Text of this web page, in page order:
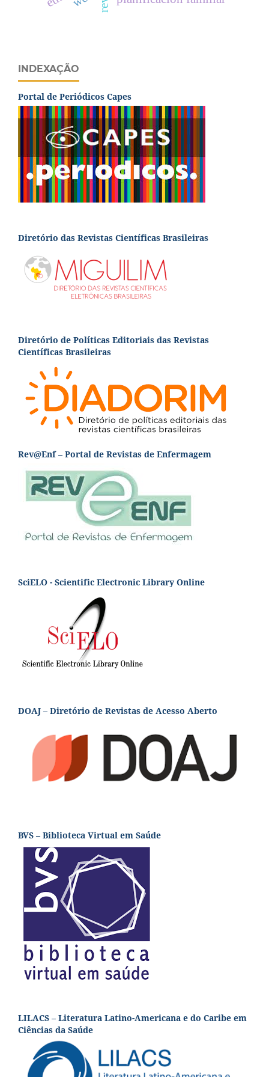
INDEXAÇÃO
Portal de Periódicos Capes
Diretório das Revistas Científicas Brasileiras
Diretório de Políticas Editoriais das Revistas
Científicas Brasileiras
Rev@Enf – Portal de Revistas de Enfermagem
SciELO - Scientific Electronic Library Online
DOAJ – Diretório de Revistas de Acesso Aberto
BVS – Biblioteca Virtual em Saúde
LILACS – Literatura Latino-Americana e do Caribe em
Ciências da Saúde